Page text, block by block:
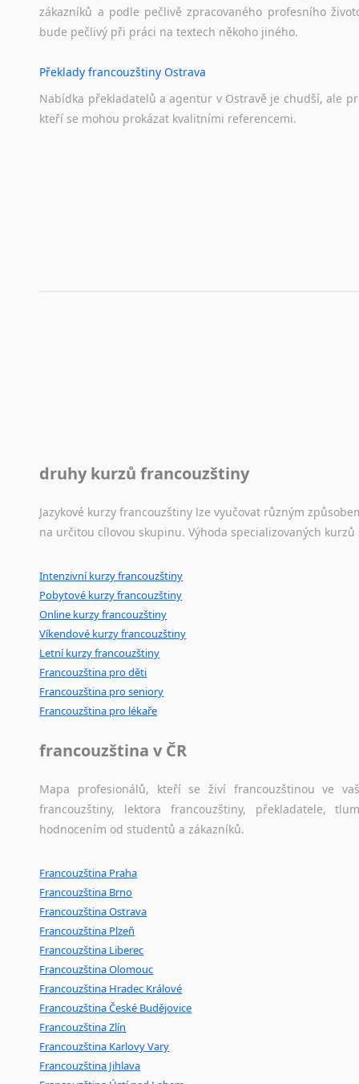
zákazníků a podle pečlivě zpracovaného profesního
bude pečlivý při práci na textech někoho jiného.
Překlady francouzštiny Ostrava
Nabídka překladatelů a agentur v Ostravě je chudší, ale
kteří se mohou prokázat kvalitními referencemi.
druhy kurzů francouzštiny
Jazykové kurzy francouzštiny lze vyučovat různým
na určitou cílovou skupinu. Výhoda specializovaných
Intenzivní kurzy francouzštiny
Pobytové kurzy francouzštiny
Online kurzy francouzštiny
Víkendové kurzy francouzštiny
Letní kurzy francouzštiny
Francouzština pro děti
Francouzština pro seniory
Francouzština pro lékaře
francouzština v ČR
Mapa profesionálů, kteří se živí francouzštinou ve
francouzštiny, lektora francouzštiny, překladatele,
hodnocením od studentů a zákazníků.
Francouzština Praha
Francouzština Brno
Francouzština Ostrava
Francouzština Plzeň
Francouzština Liberec
Francouzština Olomouc
Francouzština Hradec Králové
Francouzština České Budějovice
Francouzština Zlín
Francouzština Karlovy Vary
Francouzština Jihlava